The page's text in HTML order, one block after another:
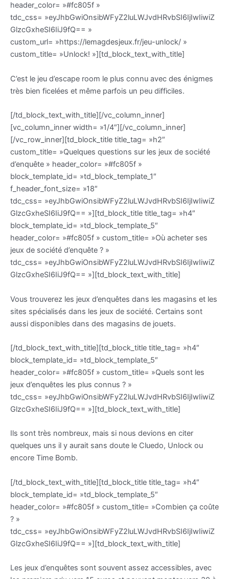
header_color= »#fc805f »
tdc_css= »eyJhbGwiOnsibWFyZ2luLWJvdHRvbSI6IjIwIiwiZ
GlzcGxheSI6IiJ9fQ== »
custom_url= »https://lemagdesjeux.fr/jeu-unlock/ »
custom_title= »Unlock! »][td_block_text_with_title]
C’est le jeu d’escape room le plus connu avec des énigmes
très bien ficelées et même parfois un peu difficiles.
[/td_block_text_with_title][/vc_column_inner]
[vc_column_inner width= »1/4″][/vc_column_inner]
[/vc_row_inner][td_block_title title_tag= »h2″
custom_title= »Quelques questions sur les jeux de société
d’enquête » header_color= »#fc805f »
block_template_id= »td_block_template_1″
f_header_font_size= »18″
tdc_css= »eyJhbGwiOnsibWFyZ2luLWJvdHRvbSI6IjIwIiwiZ
GlzcGxheSI6IiJ9fQ== »][td_block_title title_tag= »h4″
block_template_id= »td_block_template_5″
header_color= »#fc805f » custom_title= »Où acheter ses
jeux de société d’enquête ? »
tdc_css= »eyJhbGwiOnsibWFyZ2luLWJvdHRvbSI6IjIwIiwiZ
GlzcGxheSI6IiJ9fQ== »][td_block_text_with_title]
Vous trouverez les jeux d’enquêtes dans les magasins et les
sites spécialisés dans les jeux de société. Certains sont
aussi disponibles dans des magasins de jouets.
[/td_block_text_with_title][td_block_title title_tag= »h4″
block_template_id= »td_block_template_5″
header_color= »#fc805f » custom_title= »Quels sont les
jeux d’enquêtes les plus connus ? »
tdc_css= »eyJhbGwiOnsibWFyZ2luLWJvdHRvbSI6IjIwIiwiZ
GlzcGxheSI6IiJ9fQ== »][td_block_text_with_title]
Ils sont très nombreux, mais si nous devions en citer
quelques uns il y aurait sans doute le Cluedo, Unlock ou
encore Time Bomb.
[/td_block_text_with_title][td_block_title title_tag= »h4″
block_template_id= »td_block_template_5″
header_color= »#fc805f » custom_title= »Combien ça coûte
? »
tdc_css= »eyJhbGwiOnsibWFyZ2luLWJvdHRvbSI6IjIwIiwiZ
GlzcGxheSI6IiJ9fQ== »][td_block_text_with_title]
Les jeux d’enquêtes sont souvent assez accessibles, avec